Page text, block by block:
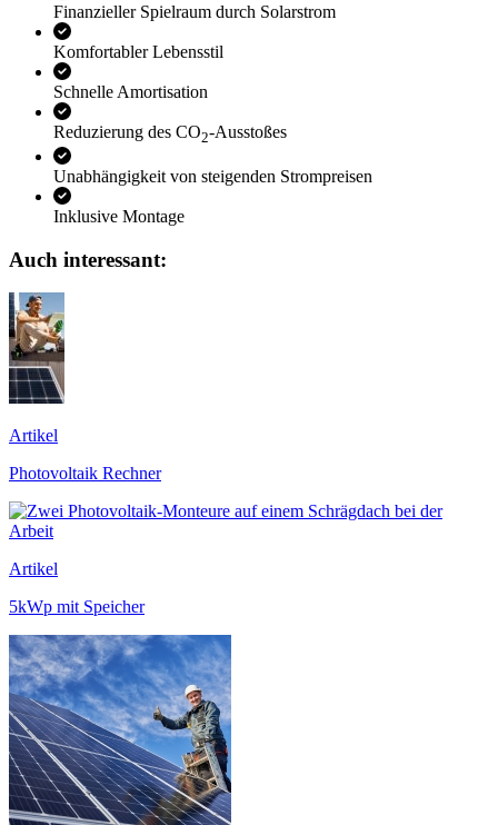
Finanzieller Spielraum durch Solarstrom
Komfortabler Lebensstil
Schnelle Amortisation
Reduzierung des CO2-Ausstoßes
Unabhängigkeit von steigenden Strompreisen
Inklusive Montage
Auch interessant:
Artikel
Photovoltaik Rechner
Artikel
5kWp mit Speicher